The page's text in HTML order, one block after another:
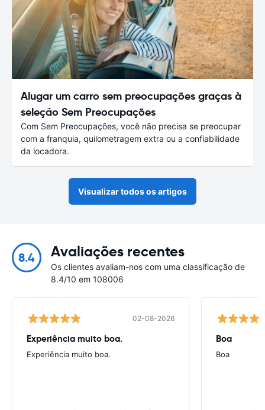
Alugar um carro sem preocupações graças à
seleção Sem Preocupações
Com Sem Preocupações, você não precisa se preocupar
com a franquia, quilometragem extra ou a confiabilidade
da locadora.
Visualizar todos os artigos
8.4 Avaliações recentes
Os clientes avaliam-nos com uma classificação de
8.4/10 em 108006
02-08-2026
Experiência muito boa.
Experiência muito boa.
Boa
Boa